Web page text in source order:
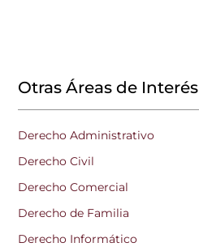
Otras Áreas de Interés
Derecho Administrativo
Derecho Civil
Derecho Comercial
Derecho de Familia
Derecho Informático